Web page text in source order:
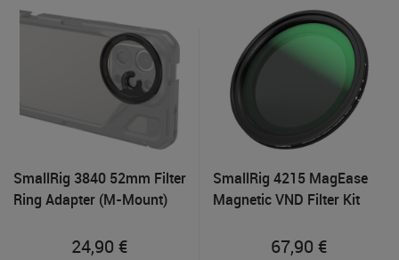
SmallRig 3840 52mm Filter
Ring Adapter (M-Mount)
24,90 €
SmallRig 4215 MagEase
Magnetic VND Filter Kit
67,90 €